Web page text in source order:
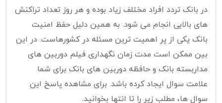
در بانک تردد افراد مختلف زیاد بوده و هر روز تعداد تراکنش
های بالایی انجام می شود. به همین دلیل حفظ امنیت
بانک یکی از پر اهمیت ترین مسئله در کشورهاست. در این
بین ممکن است مدت زمان نگهداری فیلم دوربین های
مداربسته بانک و حافظه دوربین های بانک برای شما
علامت سوال ایجاد کرده باشد. برای مشاهده پاسخ این
سوال ها، مطلب زیر را تا انتها بخوانید.